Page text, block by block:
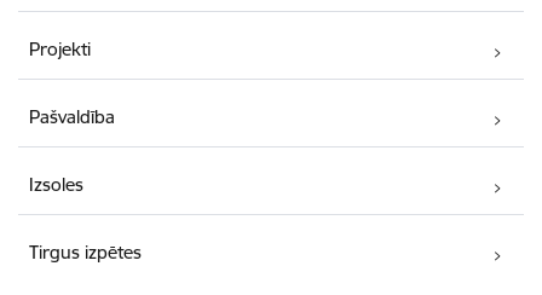
Projekti
Pašvaldība
Izsoles
Tirgus izpētes